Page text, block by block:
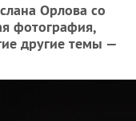
Орлова со
фотография,
другие темы —